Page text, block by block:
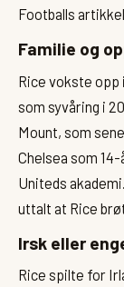
Footballs
Familie og
Rice vokste opp
som syvåring i
Mount, som
Chelsea som
Uniteds
uttalt at Rice
Irsk eller
Rice spilte for